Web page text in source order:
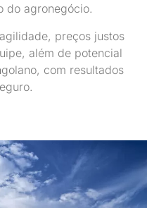
do agronegócio.
preços justos
além de potencial
com resultados